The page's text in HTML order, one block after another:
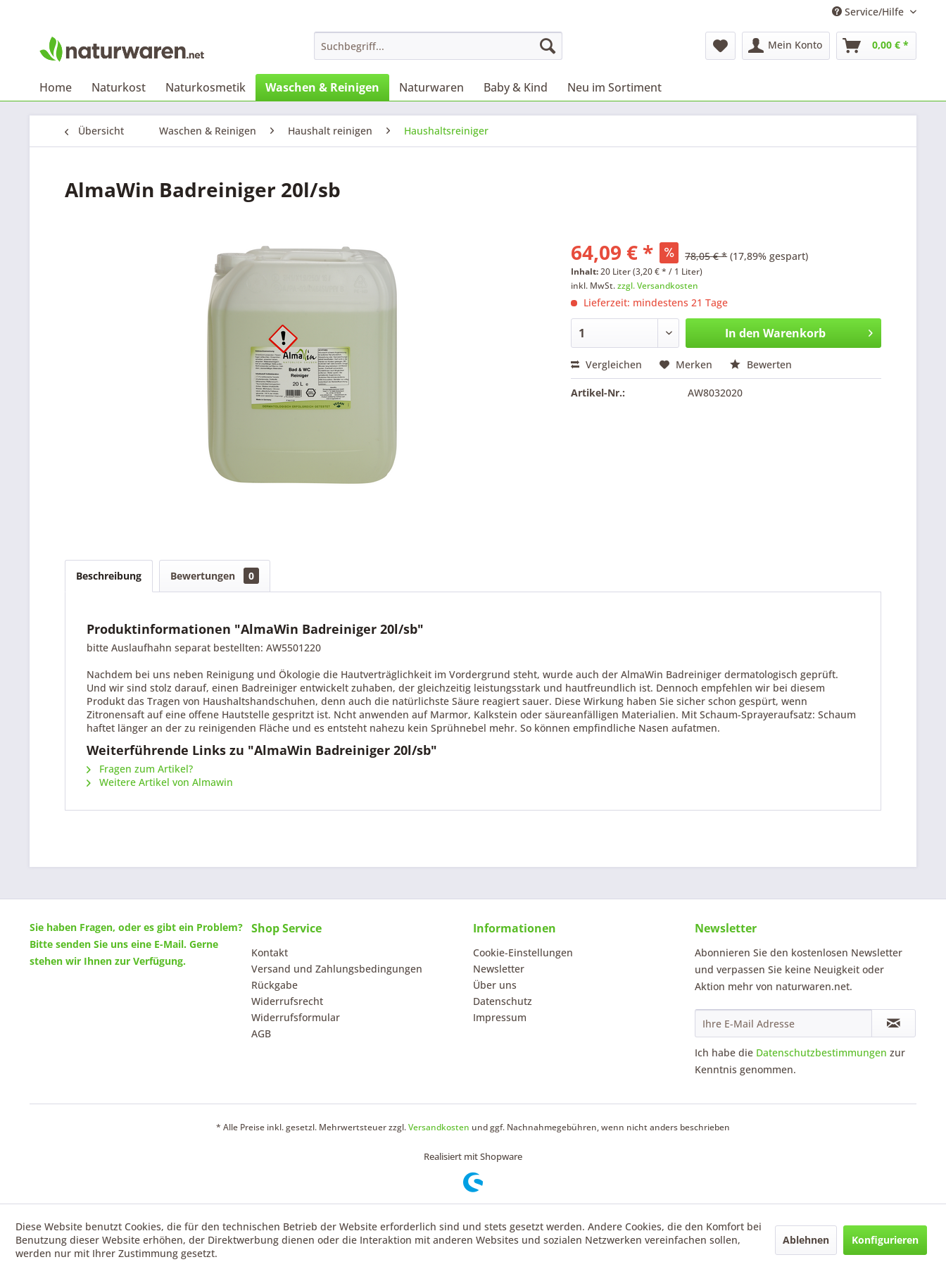
Service/Hilfe
Mein Konto 0,00 € *
Home Naturkost Naturkosmetik Waschen & Reinigen Naturwaren Baby & Kind Neu im Sortiment
Übersicht Waschen & Reinigen Haushalt reinigen Haushaltsreiniger
AlmaWin Badreiniger 20l/sb
64,09 € * 78,05 € * (17,89% gespart)
Inhalt:20 Liter (3,20 € * / 1 Liter)
inkl. MwSt.zzgl. Versandkosten
Lieferzeit: mindestens 21 Tage
In den Warenkorb
Vergleichen Merken Bewerten
Artikel-Nr.: AW8032020
Beschreibung Bewertungen 0
Produktinformationen "AlmaWin Badreiniger 20l/sb"
bitte Auslaufhahn separat bestellten: AW5501220
Nachdem bei uns neben Reinigung und Ökologie die Hautverträglichkeit im Vordergrund steht, wurde auch der AlmaWin Badreiniger dermatologisch geprüft.
Und wir sind stolz darauf, einen Badreiniger entwickelt zuhaben, der gleichzeitig leistungsstark und hautfreundlich ist. Dennoch empfehlen wir bei diesem
Produkt das Tragen von Haushaltshandschuhen, denn auch die natürlichste Säure reagiert sauer. Diese Wirkung haben Sie sicher schon gespürt, wenn
Zitronensaft auf eine offene Hautstelle gespritzt ist. Ncht anwenden auf Marmor, Kalkstein oder säureanfälligen Materialien. Mit Schaum-Sprayeraufsatz: Schaum
haftet länger an der zu reinigenden Fläche und es entsteht nahezu kein Sprühnebel mehr. So können empfindliche Nasen aufatmen.
Weiterführende Links zu "AlmaWin Badreiniger 20l/sb"
Fragen zum Artikel?
Weitere Artikel von Almawin
Sie haben Fragen, oder es gibt ein Problem?
Bitte senden Sie uns eine E-Mail. Gerne
stehen wir Ihnen zur Verfügung.
Shop Service
Kontakt
Versand und Zahlungsbedingungen
Rückgabe
Widerrufsrecht
Widerrufsformular
AGB
Informationen
Cookie-Einstellungen
Newsletter
Über uns
Datenschutz
Impressum
Newsletter
Abonnieren Sie den kostenlosen Newsletter
und verpassen Sie keine Neuigkeit oder
Aktion mehr von naturwaren.net.
Ich habe die Datenschutzbestimmungen zur
Kenntnis genommen.
* Alle Preise inkl. gesetzl. Mehrwertsteuer zzgl.Versandkosten und ggf. Nachnahmegebühren, wenn nicht anders beschrieben
Realisiert mit Shopware
Diese Website benutzt Cookies, die für den technischen Betrieb der Website erforderlich sind und stets gesetzt werden. Andere Cookies, die den Komfort bei
Benutzung dieser Website erhöhen, der Direktwerbung dienen oder die Interaktion mit anderen Websites und sozialen Netzwerken vereinfachen sollen,
werden nur mit Ihrer Zustimmung gesetzt.
Ablehnen Konfigurieren